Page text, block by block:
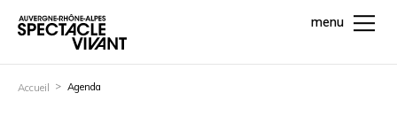
menu
Accueil Agenda